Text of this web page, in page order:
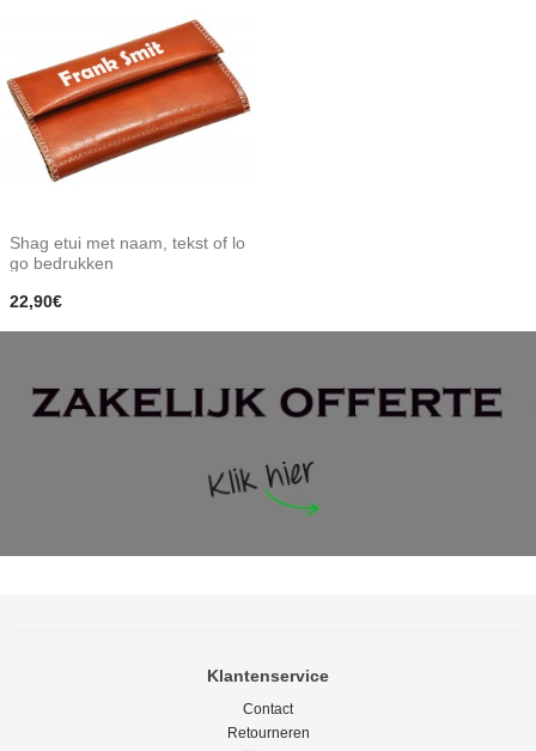
Shag etui met naam, tekst of lo
go bedrukken
22,90€
Klantenservice
Contact
Retourneren